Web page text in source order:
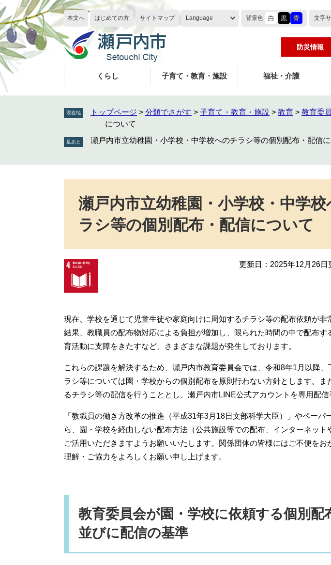
ペ
ー
ジ
の
先
頭
で
す
メ
ニ
ュ
ー
を
飛
ば
し
本文へ はじめての方 サイトマップ Language 背景色 白 黒 青 文字
防災情報
くらし 子育て・教育・施設 福祉・介護
現在地 トップページ > 分類でさがす > 子育て・教育・施設 > 教育 > 教育委
について
瀬戸内市立幼稚園・小学校・中学校へのチラシ等の個別配布・配信
瀬戸内市立幼稚園・小学校・中学校
ラシ等の個別配布・配信について
更新日：2025年12月26日
現在、学校を通じて児童生徒や家庭向けに周知するチラシ等の配布依頼が非
結果、教職員の配布物対応による負担が増加し、限られた時間の中で配布す
育活動に支障をきたすなど、さまざまな課題が発生しております。
これらの課題を解決するため、瀬戸内市教育委員会では、令和8年1月以降
ラシ等については園・学校からの個別配布を原則行わない方針とします。ま
るチラシ等の配信を行うこととし、瀬戸内市LINE公式アカウントを専用配信
「教職員の働き方改革の推進（平成31年3月18日文部科学大臣）」やペーパ
ら、園・学校を経由しない配布方法（公共施設等での配布、インターネット
ご活用いただきますようお願いいたします。関係団体の皆様にはご不便をお
理解・ご協力をよろしくお願い申し上げます。
教育委員会が園・学校に依頼する個別配
並びに配信の基準